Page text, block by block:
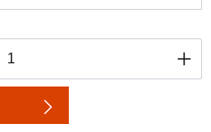
gewünschten